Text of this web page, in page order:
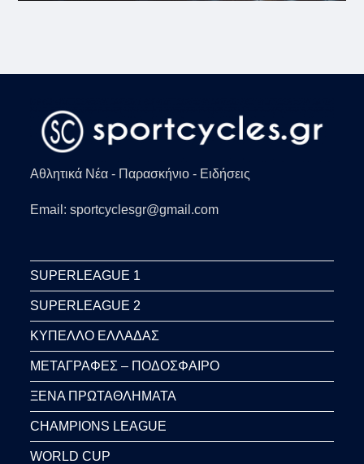
Αθλητικά Νέα - Παρασκήνιο - Ειδήσεις
Email: sportcyclesgr@gmail.com
SUPERLEAGUE 1
SUPERLEAGUE 2
ΚΥΠΕΛΛΟ ΕΛΛΑΔΑΣ
ΜΕΤΑΓΡΑΦΕΣ – ΠΟΔΟΣΦΑΙΡΟ
ΞΕΝΑ ΠΡΩΤΑΘΛΗΜΑΤΑ
CHAMPIONS LEAGUE
WORLD CUP